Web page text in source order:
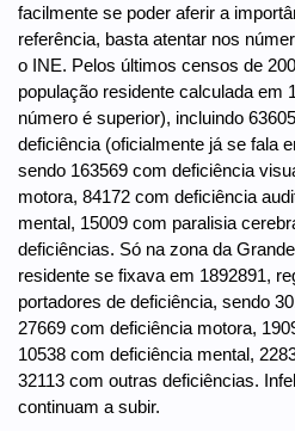
facilmente se poder aferir a
referência, basta atentar nos
o INE. Pelos últimos censos de
população residente calculada em
número é superior), incluindo
deficiência (oficialmente já se fala
sendo 163569 com deficiência
motora, 84172 com deficiência
mental, 15009 com paralisia
deficiências. Só na zona da
residente se fixava em 1892891,
portadores de deficiência, sendo
27669 com deficiência motora,
10538 com deficiência mental,
32113 com outras deficiências.
continuam a subir.